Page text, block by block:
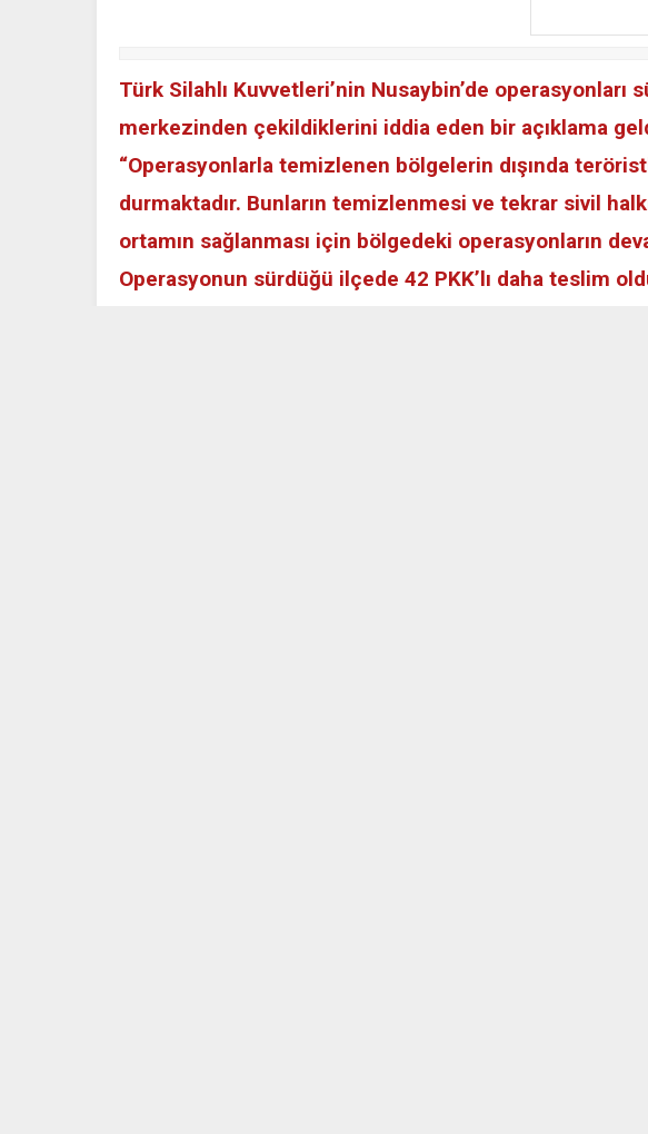
Türk Silahlı Kuvvetleri’nin Nusaybin’de operasyonları
merkezinden çekildiklerini iddia eden bir açıklama
“Operasyonlarla temizlenen bölgelerin dışında
durmaktadır. Bunların temizlenmesi ve tekrar sivil
ortamın sağlanması için bölgedeki operasyonların
Operasyonun sürdüğü ilçede 42 PKK’lı daha teslim